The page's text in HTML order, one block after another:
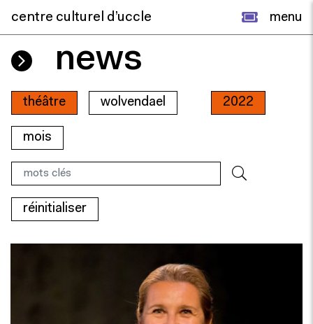
centre culturel d’uccle menu
news
théâtre wolvendael 2022
mois
réinitialiser